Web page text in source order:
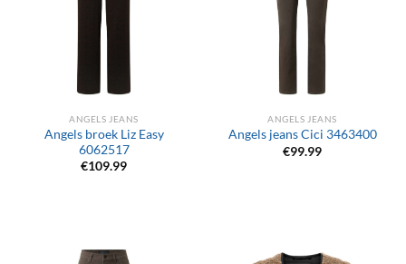
ANGELS JEANS
Angels broek Liz Easy
6062517
€109.99
ANGELS JEANS
Angels jeans Cici 3463400
€99.99